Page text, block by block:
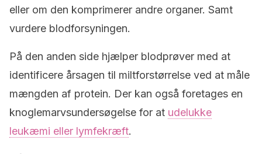
eller om den komprimerer andre organer. Samt
vurdere blodforsyningen.
På den anden side hjælper blodprøver med at
identificere årsagen til miltforstørrelse ved at måle
mængden af protein. Der kan også foretages en
knoglemarvsundersøgelse for at udelukke
leukæmi eller lymfekræft.